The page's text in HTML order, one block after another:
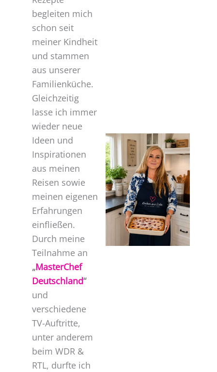
begleiten mich
schon seit
meiner Kindheit
und stammen
aus unserer
Familienküche.
Gleichzeitig
lasse ich immer
wieder neue
Ideen und
Inspirationen
aus meinen
Reisen sowie
meinen eigenen
Erfahrungen
einfließen.
Durch meine
Teilnahme an
„MasterChef
Deutschland“
und
verschiedene
TV-Auftritte,
unter anderem
beim WDR &
RTL, durfte ich